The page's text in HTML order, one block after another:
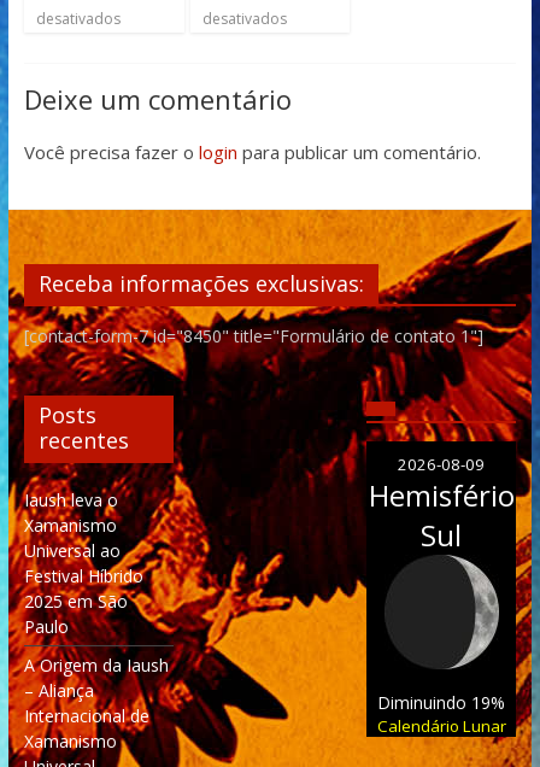
desativados
desativados
Deixe um comentário
Você precisa fazer o login para publicar um comentário.
Receba informações exclusivas:
[contact-form-7 id="8450" title="Formulário de contato 1"]
Posts
recentes
Iaush leva o
Xamanismo
Universal ao
Festival Híbrido
2025 em São
Paulo
A Origem da Iaush
– Aliança
Internacional de
Xamanismo
2026-08-09
Hemisfério
Sul
Diminuindo 19%
Calendário Lunar